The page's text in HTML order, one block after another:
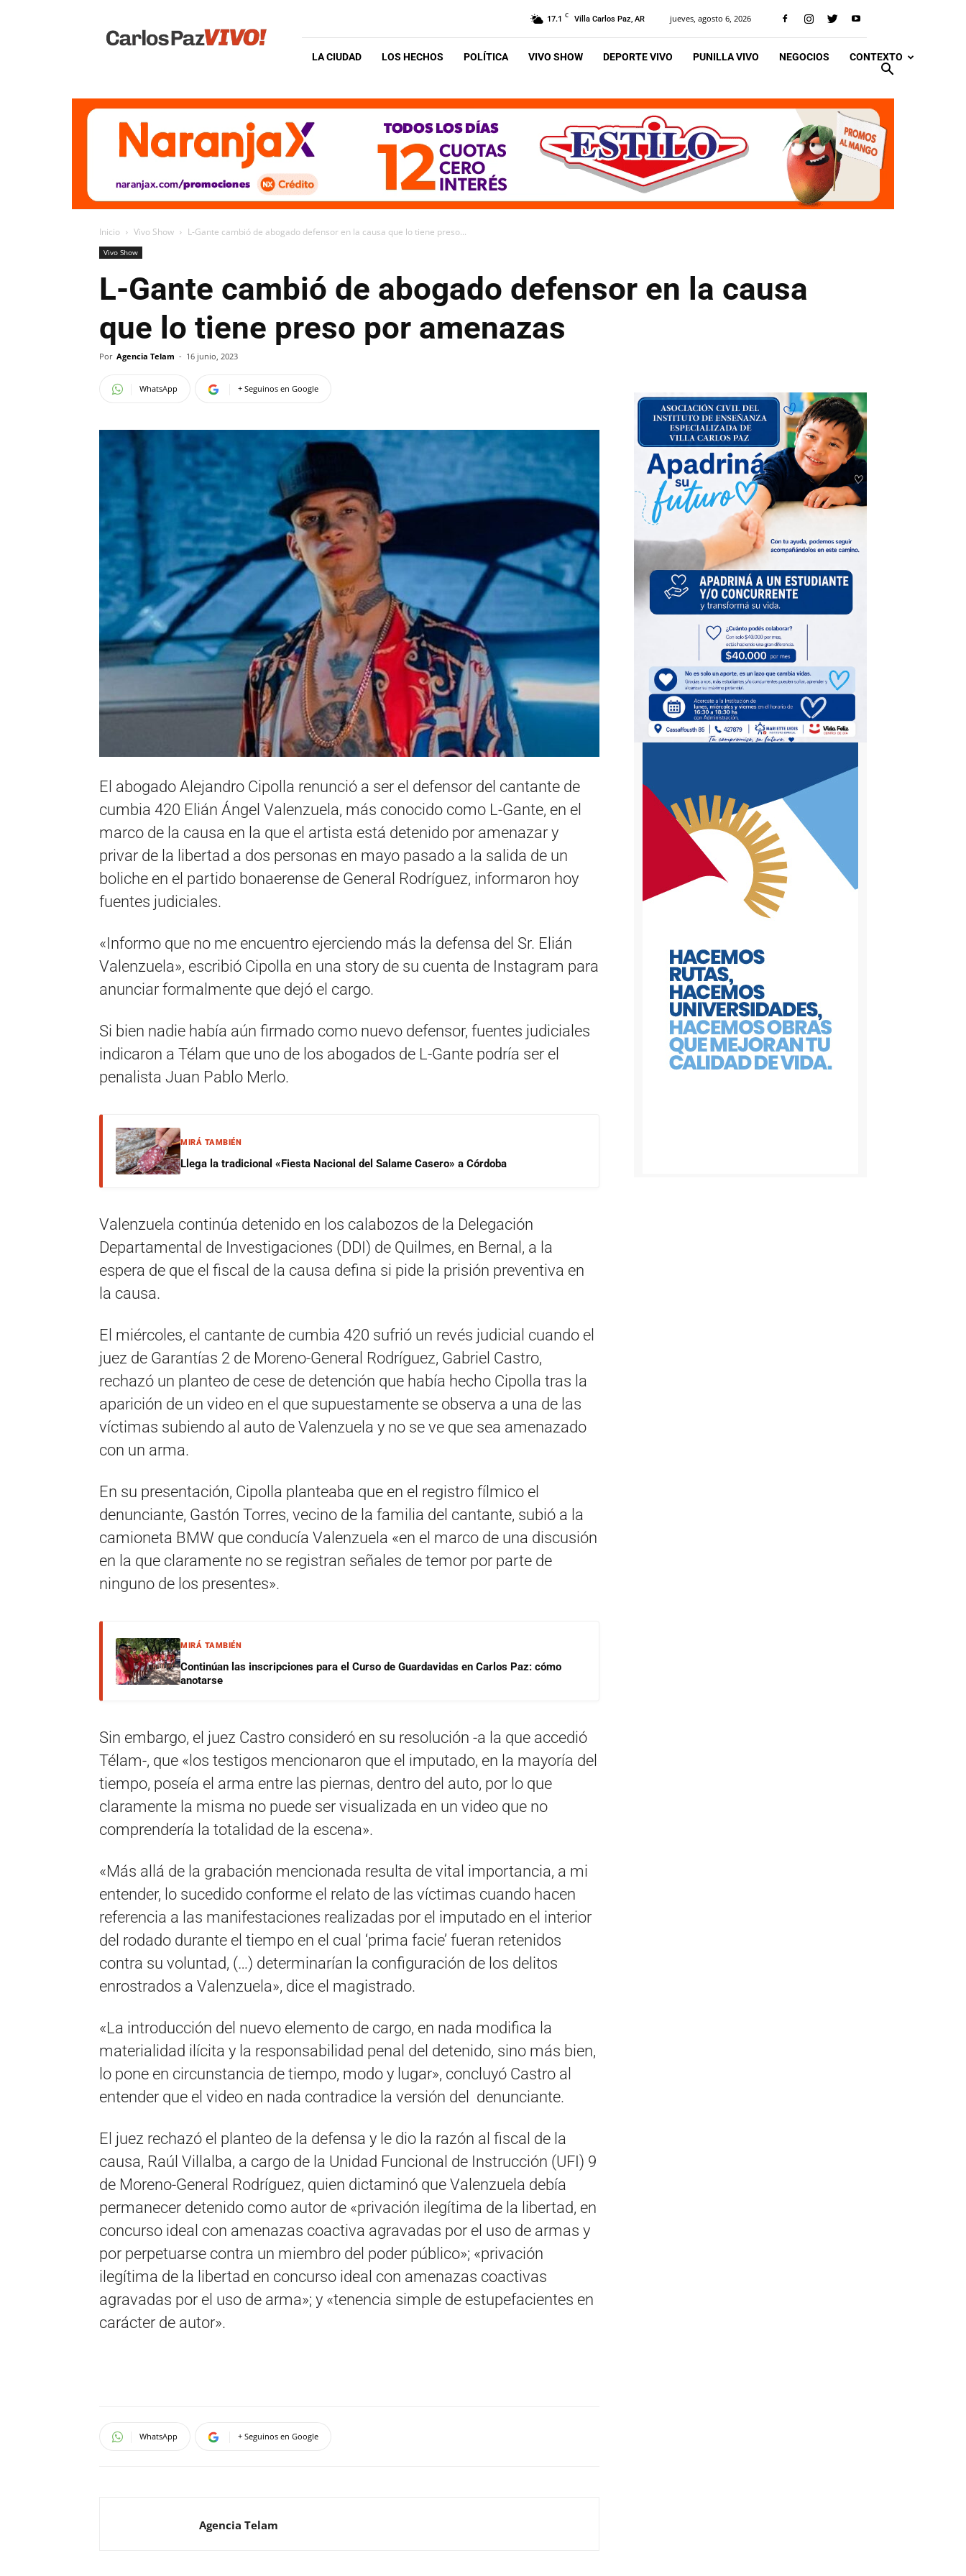
Vivo
17.1 C Villa Carlos Paz, AR jueves, agosto 6, 2026
LA CIUDAD LOS HECHOS POLÍTICA VIVO SHOW DEPORTE VIVO PUNILLA VIVO NEGOCIOS CONTEXTO
Inicio Vivo Show L-Gante cambió de abogado defensor en la causa que lo tiene preso...
Vivo Show
L-Gante cambió de abogado defensor en la causa
que lo tiene preso por amenazas
Por Agencia Telam - 16 junio, 2023
WhatsApp + Seguinos en Google
El abogado Alejandro Cipolla renunció a ser el defensor del cantante de
cumbia 420 Elián Ángel Valenzuela, más conocido como L-Gante, en el
marco de la causa en la que el artista está detenido por amenazar y
privar de la libertad a dos personas en mayo pasado a la salida de un
boliche en el partido bonaerense de General Rodríguez, informaron hoy
fuentes judiciales.
«Informo que no me encuentro ejerciendo más la defensa del Sr. Elián
Valenzuela», escribió Cipolla en una story de su cuenta de Instagram para
anunciar formalmente que dejó el cargo.
Si bien nadie había aún firmado como nuevo defensor, fuentes judiciales
indicaron a Télam que uno de los abogados de L-Gante podría ser el
penalista Juan Pablo Merlo.
MIRÁ TAMBIÉN
Llega la tradicional «Fiesta Nacional del Salame Casero» a Córdoba
Valenzuela continúa detenido en los calabozos de la Delegación
Departamental de Investigaciones (DDI) de Quilmes, en Bernal, a la
espera de que el fiscal de la causa defina si pide la prisión preventiva en
la causa.
El miércoles, el cantante de cumbia 420 sufrió un revés judicial cuando el
juez de Garantías 2 de Moreno-General Rodríguez, Gabriel Castro,
rechazó un planteo de cese de detención que había hecho Cipolla tras la
aparición de un video en el que supuestamente se observa a una de las
víctimas subiendo al auto de Valenzuela y no se ve que sea amenazado
con un arma.
En su presentación, Cipolla planteaba que en el registro fílmico el
denunciante, Gastón Torres, vecino de la familia del cantante, subió a la
camioneta BMW que conducía Valenzuela «en el marco de una discusión
en la que claramente no se registran señales de temor por parte de
ninguno de los presentes».
MIRÁ TAMBIÉN
Continúan las inscripciones para el Curso de Guardavidas en Carlos Paz: cómo
anotarse
Sin embargo, el juez Castro consideró en su resolución -a la que accedió
Télam-, que «los testigos mencionaron que el imputado, en la mayoría del
tiempo, poseía el arma entre las piernas, dentro del auto, por lo que
claramente la misma no puede ser visualizada en un video que no
comprendería la totalidad de la escena».
«Más allá de la grabación mencionada resulta de vital importancia, a mi
entender, lo sucedido conforme el relato de las víctimas cuando hacen
referencia a las manifestaciones realizadas por el imputado en el interior
del rodado durante el tiempo en el cual ‘prima facie’ fueran retenidos
contra su voluntad, (…) determinarían la configuración de los delitos
enrostrados a Valenzuela», dice el magistrado.
«La introducción del nuevo elemento de cargo, en nada modifica la
materialidad ilícita y la responsabilidad penal del detenido, sino más bien,
lo pone en circunstancia de tiempo, modo y lugar», concluyó Castro al
entender que el video en nada contradice la versión del denunciante.
El juez rechazó el planteo de la defensa y le dio la razón al fiscal de la
causa, Raúl Villalba, a cargo de la Unidad Funcional de Instrucción (UFI) 9
de Moreno-General Rodríguez, quien dictaminó que Valenzuela debía
permanecer detenido como autor de «privación ilegítima de la libertad, en
concurso ideal con amenazas coactiva agravadas por el uso de armas y
por perpetuarse contra un miembro del poder público»; «privación
ilegítima de la libertad en concurso ideal con amenazas coactivas
agravadas por el uso de arma»; y «tenencia simple de estupefacientes en
carácter de autor».
WhatsApp + Seguinos en Google
Agencia Telam